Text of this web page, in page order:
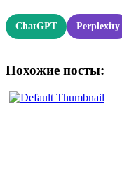
ChatGPT Perplexity
Похожие посты: